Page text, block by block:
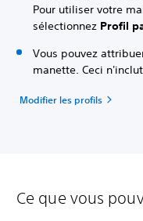
Pour utiliser votre
sélectionnez Profil
Vous pouvez
manette. Ceci
Modifier les profils
Ce que vous